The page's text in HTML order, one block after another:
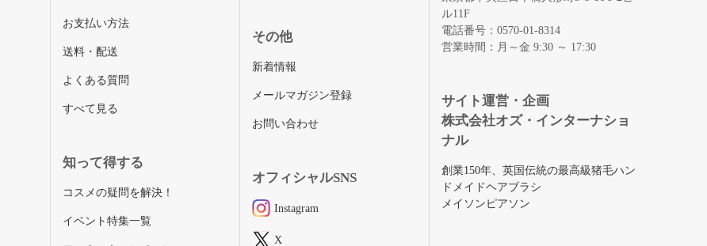
お支払い方法
送料・配送
よくある質問
すべて見る
知って得する
コスメの疑問を解決！
イベント特集一覧
その他
新着情報
メールマガジン登録
お問い合わせ
オフィシャルSNS
Instagram
X
ル11F
電話番号：0570-01-8314
営業時間：月～金 9:30 ～ 17:30
サイト運営・企画
株式会社オズ・インターナショ
ナル
創業150年、英国伝統の最高級猪毛ハン
ドメイドヘアブラシ
メイソンピアソン